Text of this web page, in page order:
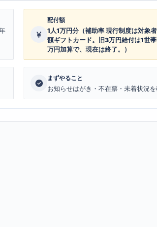
配付額
1人1万円分（補助率 現行制度は対象
額ギフトカード。旧3万円給付は1世
万円加算で、現在は終了。）
まずやること
お知らせはがき・不在票・未着状況